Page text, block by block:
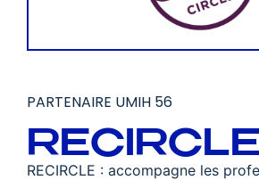
PARTENAIRE UMIH 56
RECIRCLE
RECIRCLE : accompagne les